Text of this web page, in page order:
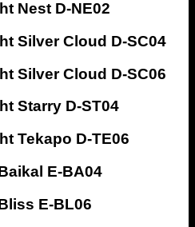
Nest D-NE02
Silver Cloud D-SC04
Silver Cloud D-SC06
Starry D-ST04
Tekapo D-TE06
E-BA04
E-BL06